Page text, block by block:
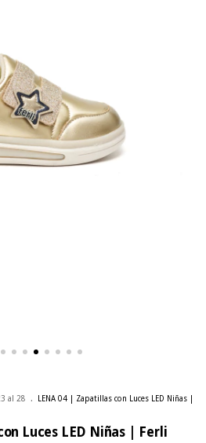
al 28 .
LENA 04 | Zapatillas con Luces LED Niñas |
Luces LED Niñas | Ferli